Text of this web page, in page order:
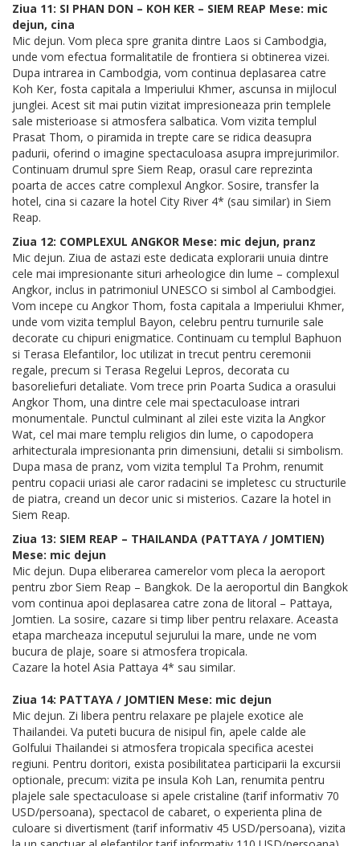
Ziua 11: SI PHAN DON – KOH KER – SIEM REAP Mese: mic
dejun, cina
Mic dejun. Vom pleca spre granita dintre Laos si Cambodgia,
unde vom efectua formalitatile de frontiera si obtinerea vizei.
Dupa intrarea in Cambodgia, vom continua deplasarea catre
Koh Ker, fosta capitala a Imperiului Khmer, ascunsa in mijlocul
junglei. Acest sit mai putin vizitat impresioneaza prin templele
sale misterioase si atmosfera salbatica. Vom vizita templul
Prasat Thom, o piramida in trepte care se ridica deasupra
padurii, oferind o imagine spectaculoasa asupra imprejurimilor.
Continuam drumul spre Siem Reap, orasul care reprezinta
poarta de acces catre complexul Angkor. Sosire, transfer la
hotel, cina si cazare la hotel City River 4* (sau similar) in Siem
Reap.
Ziua 12: COMPLEXUL ANGKOR Mese: mic dejun, pranz
Mic dejun. Ziua de astazi este dedicata explorarii unuia dintre
cele mai impresionante situri arheologice din lume – complexul
Angkor, inclus in patrimoniul UNESCO si simbol al Cambodgiei.
Vom incepe cu Angkor Thom, fosta capitala a Imperiului Khmer,
unde vom vizita templul Bayon, celebru pentru turnurile sale
decorate cu chipuri enigmatice. Continuam cu templul Baphuon
si Terasa Elefantilor, loc utilizat in trecut pentru ceremonii
regale, precum si Terasa Regelui Lepros, decorata cu
basoreliefuri detaliate. Vom trece prin Poarta Sudica a orasului
Angkor Thom, una dintre cele mai spectaculoase intrari
monumentale. Punctul culminant al zilei este vizita la Angkor
Wat, cel mai mare templu religios din lume, o capodopera
arhitecturala impresionanta prin dimensiuni, detalii si simbolism.
Dupa masa de pranz, vom vizita templul Ta Prohm, renumit
pentru copacii uriasi ale caror radacini se impletesc cu structurile
de piatra, creand un decor unic si misterios. Cazare la hotel in
Siem Reap.
Ziua 13: SIEM REAP – THAILANDA (PATTAYA / JOMTIEN)
Mese: mic dejun
Mic dejun. Dupa eliberarea camerelor vom pleca la aeroport
pentru zbor Siem Reap – Bangkok. De la aeroportul din Bangkok
vom continua apoi deplasarea catre zona de litoral – Pattaya,
Jomtien. La sosire, cazare si timp liber pentru relaxare. Aceasta
etapa marcheaza inceputul sejurului la mare, unde ne vom
bucura de plaje, soare si atmosfera tropicala.
Cazare la hotel Asia Pattaya 4* sau similar.
Ziua 14: PATTAYA / JOMTIEN Mese: mic dejun
Mic dejun. Zi libera pentru relaxare pe plajele exotice ale
Thailandei. Va puteti bucura de nisipul fin, apele calde ale
Golfului Thailandei si atmosfera tropicala specifica acestei
regiuni. Pentru doritori, exista posibilitatea participarii la excursii
optionale, precum: vizita pe insula Koh Lan, renumita pentru
plajele sale spectaculoase si apele cristaline (tarif informativ 70
USD/persoana), spectacol de cabaret, o experienta plina de
culoare si divertisment (tarif informativ 45 USD/persoana), vizita